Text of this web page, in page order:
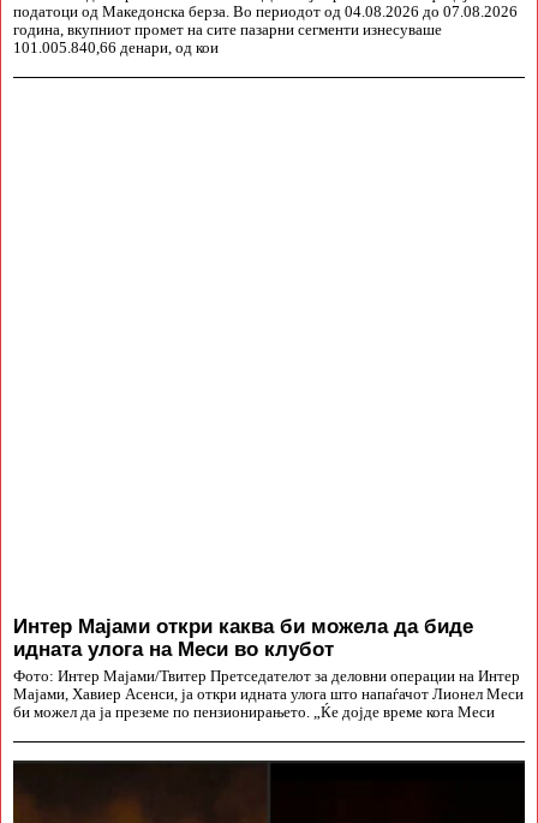
податоци од Македонска берза. Во периодот од 04.08.2026 до 07.08.2026
година, вкупниот промет на сите пазарни сегменти изнесуваше
101.005.840,66 денари, од кои
Интер Мајами откри каква би можела да биде
идната улога на Меси во клубот
Фото: Интер Мајами/Твитер Претседателот за деловни операции на Интер
Мајами, Хавиер Асенси, ја откри идната улога што напаѓачот Лионел Меси
би можел да ја преземе по пензионирањето. „Ќе дојде време кога Меси